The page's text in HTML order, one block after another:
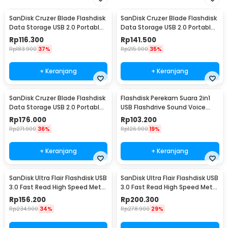
SanDisk Cruzer Blade Flashdisk
Data Storage USB 2.0 Portable
16GB - SDCZ50
Rp116.300
Rp183.900 37%
+ Keranjang
SanDisk Cruzer Blade Flashdisk
Data Storage USB 2.0 Portable
32GB - SDCZ50
Rp141.500
Rp215.900 35%
+ Keranjang
SanDisk Cruzer Blade Flashdisk
Data Storage USB 2.0 Portable
64GB - SDCZ50
Rp176.000
Rp271.900 36%
+ Keranjang
Flashdisk Perekam Suara 2in1
USB Flashdrive Sound Voice
Recorder 8GB
Rp103.200
Rp126.900 19%
+ Keranjang
SanDisk Ultra Flair Flashdisk USB
3.0 Fast Read High Speed Metal
Case 16GB - SDCZ73
Rp156.200
Rp234.900 34%
SanDisk Ultra Flair Flashdisk USB
3.0 Fast Read High Speed Metal
Case 32GB - SDCZ73
Rp200.300
Rp278.900 29%